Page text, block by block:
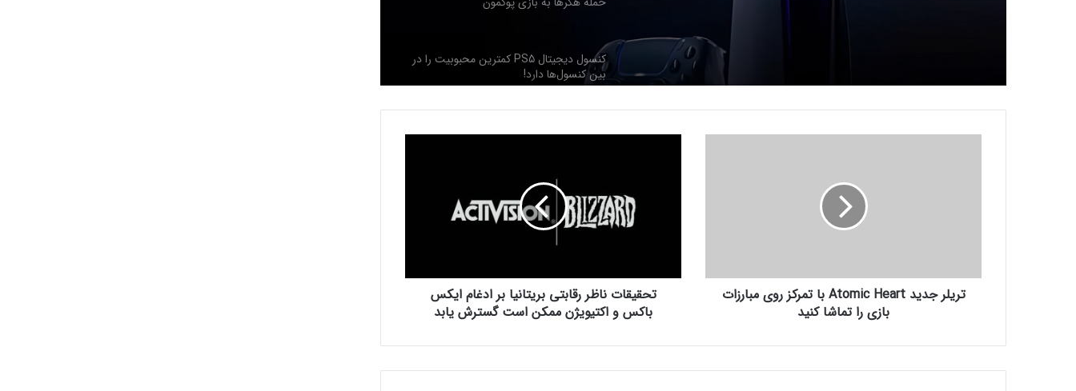
کنسول دیجیتال PS5 کمترین محبوبیت را در
بین کنسول‌ها دارد!
اینفوگرافیک: در سال ۲۰۲۵ منتظر این
رفع فیلتر گوگل پلی به حل مشکلات سازندگان
بازی‌ها کمک خواهد کرد؟
جذب سرمایه ۱۰ میلیون دلاری توسط شرکت
بازی‌سازی ترکیه‌ای از سوئد
شبکه پلی‌استیشن (PSN) دچار اختلالات
د
m
تریلر جدید Atomic Heart با تمرکز روی مبارزات
بازی را تماشا کنید
ا
ق
تحقیقات ناظر رقابتی بریتانیا بر ادغام ایکس
باکس و اکتیویژن ممکن است گسترش یابد